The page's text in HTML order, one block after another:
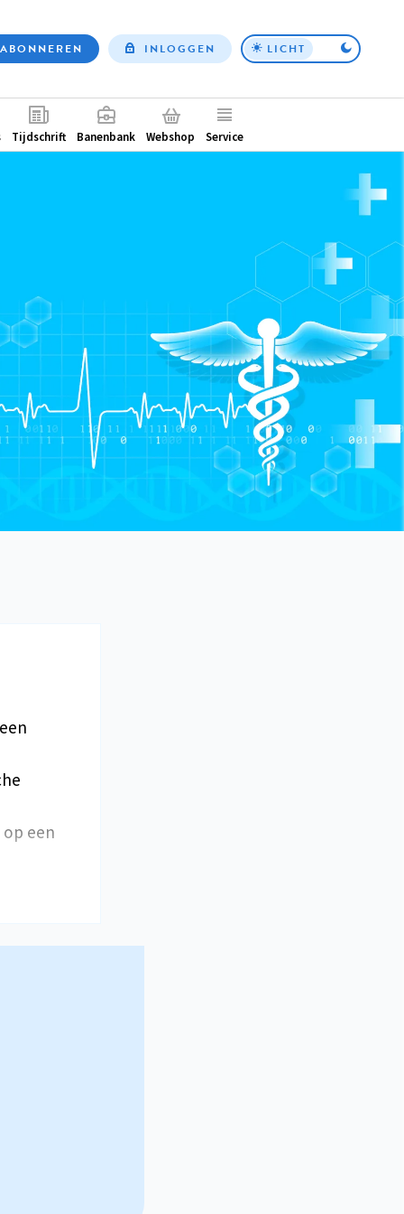
Top
ABONNEREN INLOGGEN LICHT
Tijdschrift Banenbank Webshop Service
een